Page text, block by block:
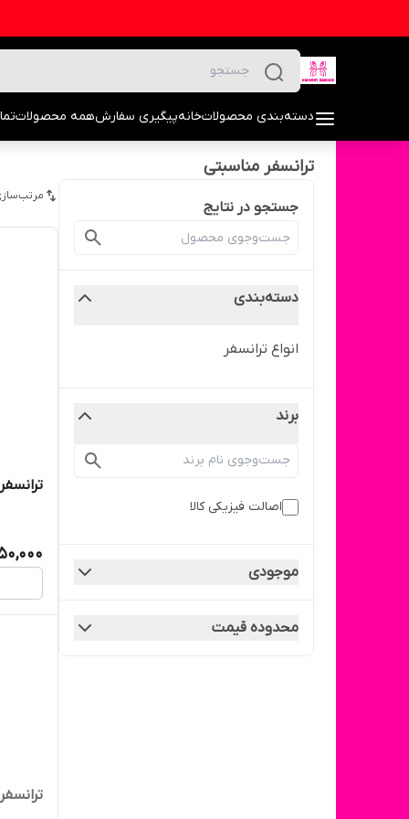
دسته‌بندی محصولاتخانهپیگیری سفارشهمه محصولات
ترانسفر مناسبتی
جستجو در نتایج
دسته‌بندی
انواع ترانسفر
برند
اصالت فیزیکی کالا
موجودی
محدوده قیمت
ترانسفر کد
ترانسفر کد